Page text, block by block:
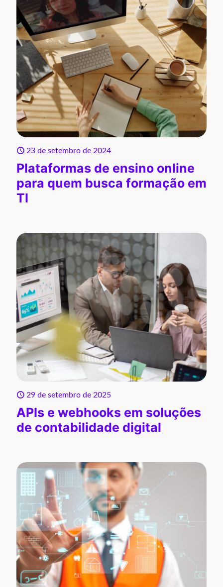
23 de setembro de 2024
Plataformas de ensino online
para quem busca formação em
TI
29 de setembro de 2025
APIs e webhooks em soluções
de contabilidade digital